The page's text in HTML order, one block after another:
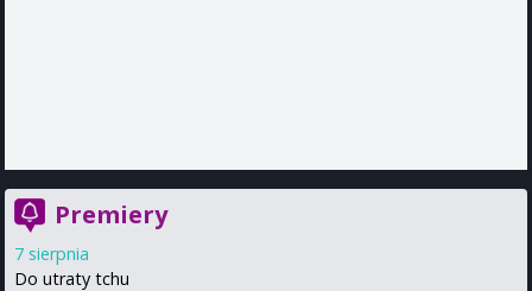
Premiery
7 sierpnia
Do utraty tchu